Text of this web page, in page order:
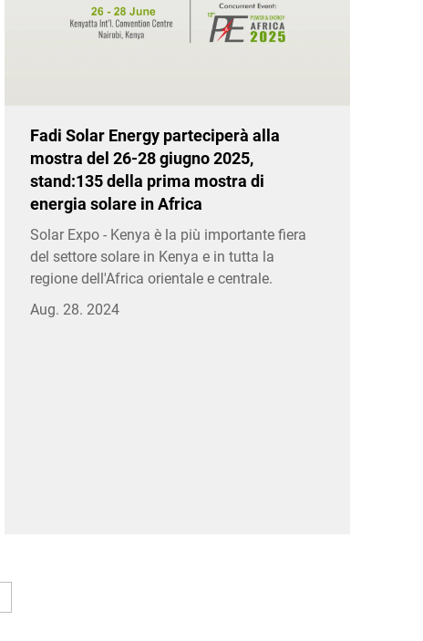
Fadi Solar Energy parteciperà alla
mostra del 26-28 giugno 2025,
stand:135 della prima mostra di
energia solare in Africa
Solar Expo - Kenya è la più importante fiera
del settore solare in Kenya e in tutta la
regione dell'Africa orientale e centrale.
Aug. 28. 2024